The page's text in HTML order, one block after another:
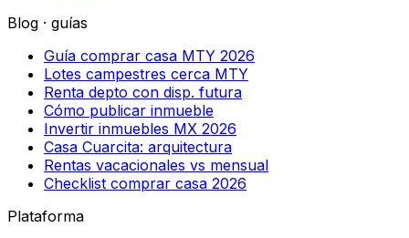
Blog · guías
Guía comprar casa MTY 2026
Lotes campestres cerca MTY
Renta depto con disp. futura
Cómo publicar inmueble
Invertir inmuebles MX 2026
Casa Cuarcita: arquitectura
Rentas vacacionales vs mensual
Checklist comprar casa 2026
Plataforma